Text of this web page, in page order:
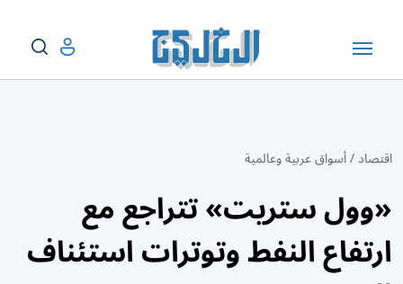
اقتصاد/أسواق عربية وعالمية
«وول ستريت» تتراجع مع
ارتفاع النفط وتوترات استئناف